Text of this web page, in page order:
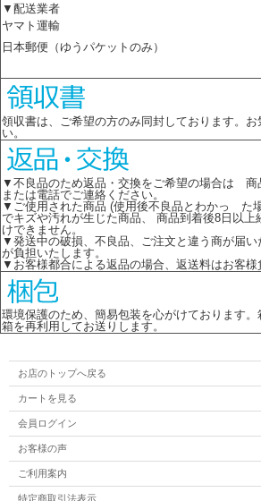
▼配送業者
ヤマト運輸
日本郵便（ゆうパケットのみ）
領収書は、ご希望の方のみ同封しております。お
い。
▼不良品のため返品・交換をご希望の場合は 商
または電話でご連絡ください。
▼ご使用された商品 (使用後不良品とわかっ た
でキズや汚れが生じた商品、 商品到着後8日以上
けできません。
▼発送中の破損、不良品、ご注文と違う商が届
が負担いたします。
▼お客様都合による返品の場合、返送料はお客様
環境保護のため、簡易包装を心がけております
箱を再利用してお送りします。
お店のトップへ戻る
カートを見る
会員ログイン
お客様の声
ご利用案内
特定商取引法表示